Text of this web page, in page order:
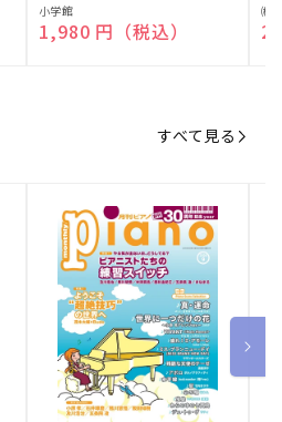
販
売
小学館
通常価格
1,980 円（税込）
販
売
㈱
すべて見る